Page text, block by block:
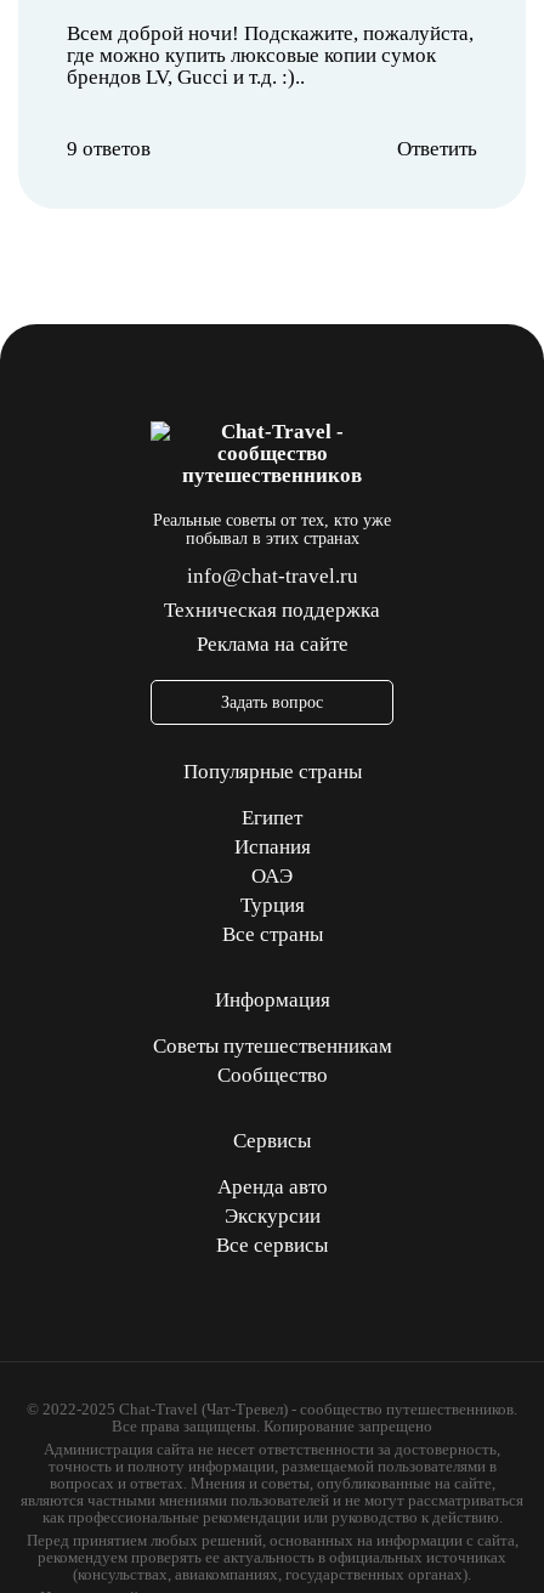
Всем доброй ночи! Подскажите, пожалуйста,
где можно купить люксовые копии сумок
брендов LV, Gucci и т.д. :)..
9 ответов Ответить
Реальные советы от тех, кто уже
побывал в этих странах
info@chat-travel.ru
Техническая поддержка
Реклама на сайте
Задать вопрос
Популярные страны
Египет
Испания
ОАЭ
Турция
Все страны
Информация
Советы путешественникам
Сообщество
Сервисы
Аренда авто
Экскурсии
Все сервисы
© 2022-2025 Chat-Travel (Чат-Тревел) - сообщество путешественников.
Все права защищены. Копирование запрещено
Администрация сайта не несет ответственности за достоверность,
точность и полноту информации, размещаемой пользователями в
вопросах и ответах. Мнения и советы, опубликованные на сайте,
являются частными мнениями пользователей и не могут рассматриваться
как профессиональные рекомендации или руководство к действию.
Перед принятием любых решений, основанных на информации с сайта,
рекомендуем проверять ее актуальность в официальных источниках
(консульствах, авиакомпаниях, государственных органах).